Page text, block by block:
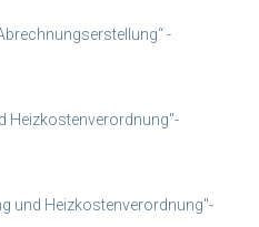
-
Heizkostenverordnung"-
und Heizkostenverordnung"-